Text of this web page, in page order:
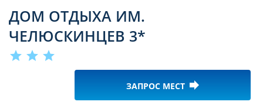
ДОМ ОТДЫХА ИМ.
ЧЕЛЮСКИНЦЕВ 3*
star star star
ЗАПРОС МЕСТ forward